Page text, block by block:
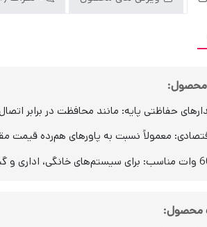
محصول:
حفاظتی پایه: مانند محافظت در برابر
معمولاً نسبت به پاورهای هم‌رده قیمت
محصول: